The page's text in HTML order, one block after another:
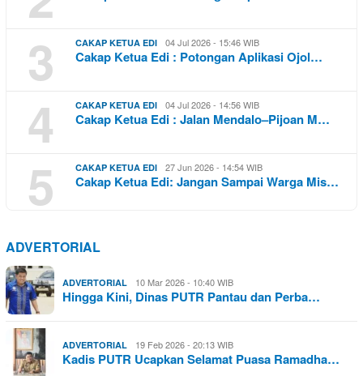
3 CAKAP KETUA EDI 04 Jul 2026 - 15:46 WIB
Cakap Ketua Edi : Potongan Aplikasi Ojol…
4 CAKAP KETUA EDI 04 Jul 2026 - 14:56 WIB
Cakap Ketua Edi : Jalan Mendalo–Pijoan M…
5 CAKAP KETUA EDI 27 Jun 2026 - 14:54 WIB
Cakap Ketua Edi: Jangan Sampai Warga Mis…
ADVERTORIAL
ADVERTORIAL 10 Mar 2026 - 10:40 WIB
Hingga Kini, Dinas PUTR Pantau dan Perba…
ADVERTORIAL 19 Feb 2026 - 20:13 WIB
Kadis PUTR Ucapkan Selamat Puasa Ramadha…